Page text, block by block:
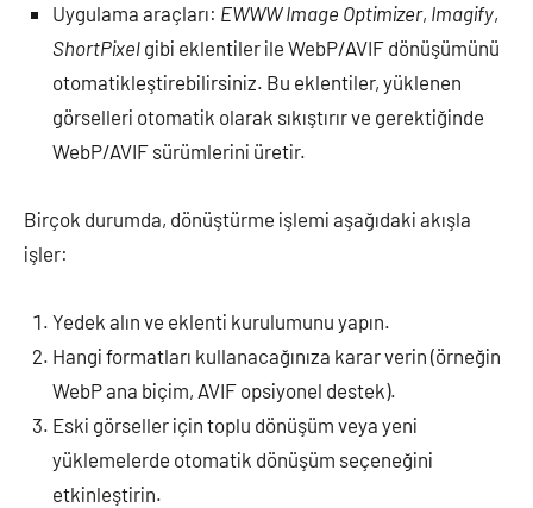
Uygulama araçları: EWWW Image Optimizer, Imagify,
ShortPixel gibi eklentiler ile WebP/AVIF dönüşümünü
otomatikleştirebilirsiniz. Bu eklentiler, yüklenen
görselleri otomatik olarak sıkıştırır ve gerektiğinde
WebP/AVIF sürümlerini üretir.
Birçok durumda, dönüştürme işlemi aşağıdaki akışla
işler:
Yedek alın ve eklenti kurulumunu yapın.
Hangi formatları kullanacağınıza karar verin (örneğin
WebP ana biçim, AVIF opsiyonel destek).
Eski görseller için toplu dönüşüm veya yeni
yüklemelerde otomatik dönüşüm seçeneğini
etkinleştirin.